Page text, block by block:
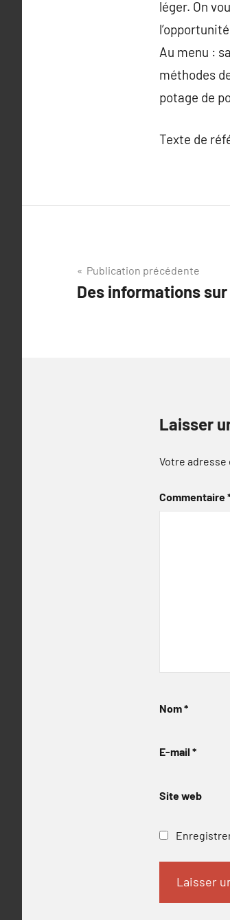
léger. On
Au menu :
méthodes
potage de
Texte de
Navigation
de
Publication précédente
Des informations
Laisser
Votre adresse
Commentaire
Nom*
E-mail *
Site web